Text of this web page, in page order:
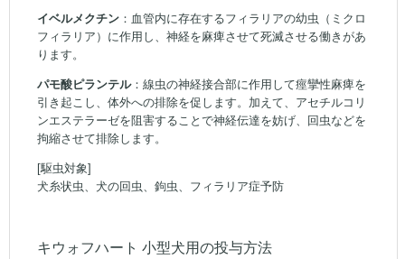
イベルメクチン ：血管内に存在するフィラリアの幼虫（ミクロ
フィラリア）に作用し、神経を麻痺させて死滅させる働きがあ
ります。
パモ酸ピランテル：線虫の神経接合部に作用して痙攣性麻痺を
引き起こし、体外への排除を促します。加えて、アセチルコリ
ンエステラーゼを阻害することで神経伝達を妨げ、回虫などを
拘縮させて排除します。
[駆虫対象]
犬糸状虫、犬の回虫、鉤虫、フィラリア症予防
キウォフハート 小型犬用の投与方法